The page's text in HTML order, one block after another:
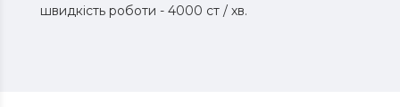
швидкість роботи - 4000 ст / хв.